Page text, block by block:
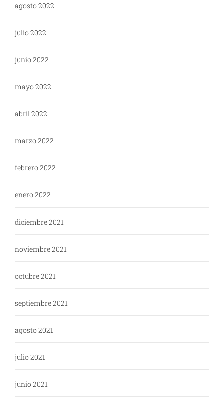
agosto 2022
julio 2022
junio 2022
mayo 2022
abril 2022
marzo 2022
febrero 2022
enero 2022
diciembre 2021
noviembre 2021
octubre 2021
septiembre 2021
agosto 2021
julio 2021
junio 2021